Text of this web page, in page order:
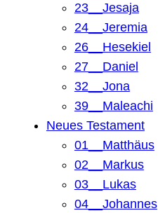
23__Jesaja
24__Jeremia
26__Hesekiel
27__Daniel
32__Jona
39__Maleachi
Neues Testament
01__Matthäus
02__Markus
03__Lukas
04__Johannes